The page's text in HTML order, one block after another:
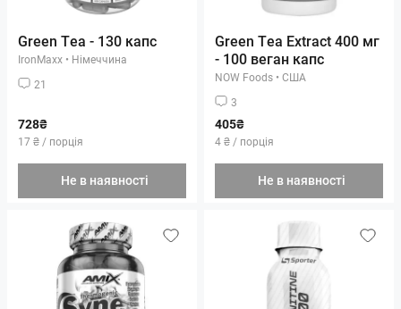
Green Tea - 130 капс
IronMaxx • Німеччина
21
728₴
17 ₴ / порція
Не в наявності
Green Tea Extract 400 мг
- 100 веган капс
NOW Foods • США
3
405₴
4 ₴ / порція
Не в наявності